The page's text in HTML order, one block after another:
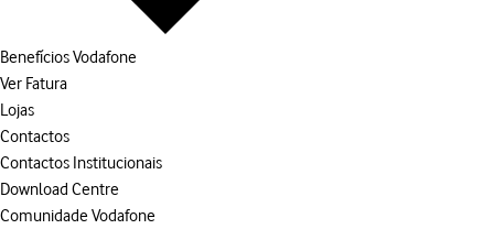
Benefícios Vodafone
Ver Fatura
Lojas
Contactos
Contactos Institucionais
Download Centre
Comunidade Vodafone